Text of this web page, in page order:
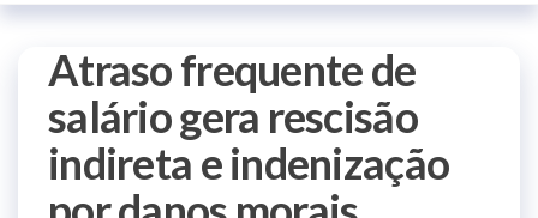
Atraso frequente de
salário gera rescisão
indireta e indenização